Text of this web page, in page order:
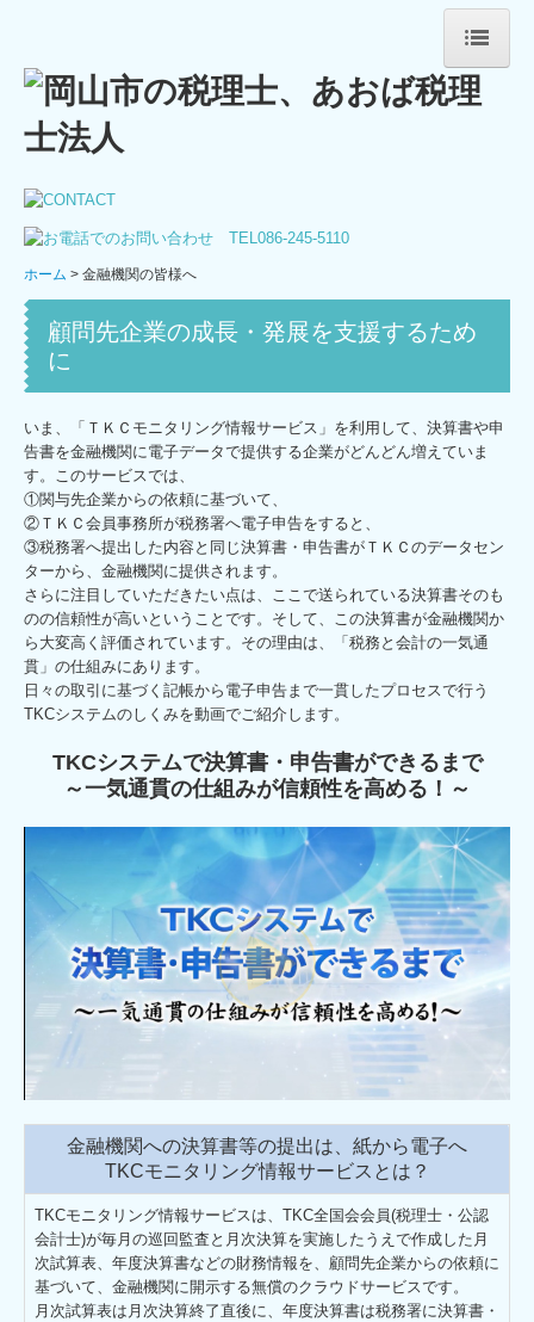
ホーム
法人案内
ごあいさつ
法人概要
スタッフ紹介
サービス案内
法人・個人事業主の皆さま
デジタル化支援
創業支援・会社設立
相続・資産税について
セミナー案内
料金について
採用情報
採用メッセージ
スタッフインタビュー
働きやすさへの取組
募集要項
ホーム 金融機関の皆様へ
顧問先企業の成長・発展を支援するため
に
いま、「ＴＫＣモニタリング情報サービス」を利用して、決算書や申
告書を金融機関に電子データで提供する企業がどんどん増えていま
す。このサービスでは、
①関与先企業からの依頼に基づいて、
②ＴＫＣ会員事務所が税務署へ電子申告をすると、
③税務署へ提出した内容と同じ決算書・申告書がＴＫＣのデータセン
ターから、金融機関に提供されます。
さらに注目していただきたい点は、ここで送られている決算書そのも
のの信頼性が高いということです。そして、この決算書が金融機関か
ら大変高く評価されています。その理由は、「税務と会計の一気通
貫」の仕組みにあります。
日々の取引に基づく記帳から電子申告まで一貫したプロセスで行う
TKCシステムのしくみを動画でご紹介します。
TKCシステムで決算書・申告書ができるまで
～一気通貫の仕組みが信頼性を高める！～
金融機関への決算書等の提出は、紙から電子へ
TKCモニタリング情報サービスとは？
TKCモニタリング情報サービスは、TKC全国会会員(税理士・公認
会計士)が毎月の巡回監査と月次決算を実施したうえで作成した月
次試算表、年度決算書などの財務情報を、顧問先企業からの依頼に
基づいて、金融機関に開示する無償のクラウドサービスです。
月次試算表は月次決算終了直後に、年度決算書は税務署に決算書・